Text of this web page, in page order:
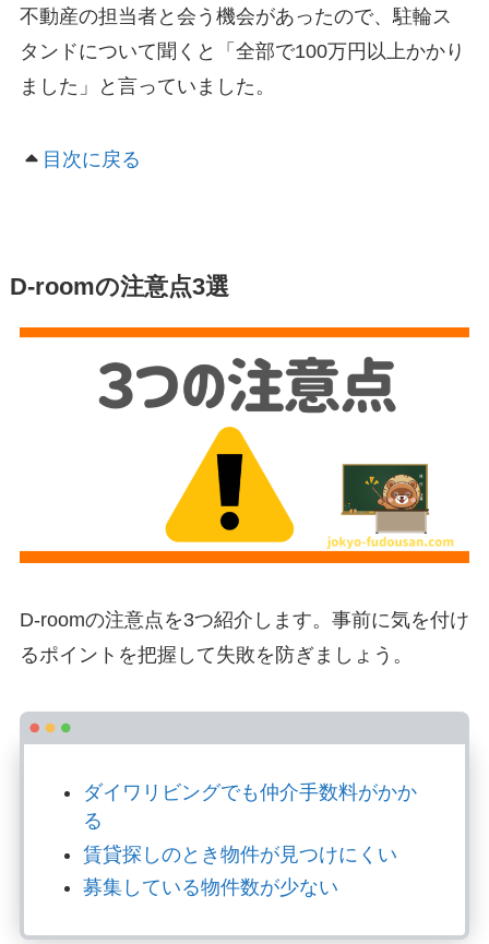
不動産の担当者と会う機会があったので、駐輪ス
タンドについて聞くと「全部で100万円以上かかり
ました」と言っていました。
目次に戻る
D-roomの注意点3選
D-roomの注意点を3つ紹介します。事前に気を付け
るポイントを把握して失敗を防ぎましょう。
ダイワリビングでも仲介手数料がかか
る
賃貸探しのとき物件が見つけにくい
募集している物件数が少ない